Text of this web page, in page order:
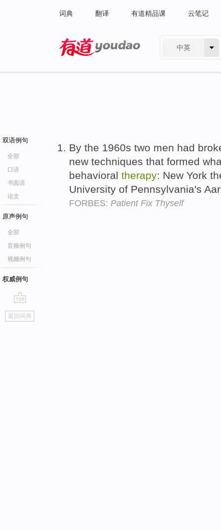
词典 翻译 有道精品课 云笔记
中英
双语例句
全部
口语
书面语
论文
原声例句
全部
音频例句
视频例句
权威例句
go
top
返回词典
By the 1960s two men had
new techniques that formed
behavioral therapy: New York
University of Pennsylvania's
FORBES: Patient Fix Thyself